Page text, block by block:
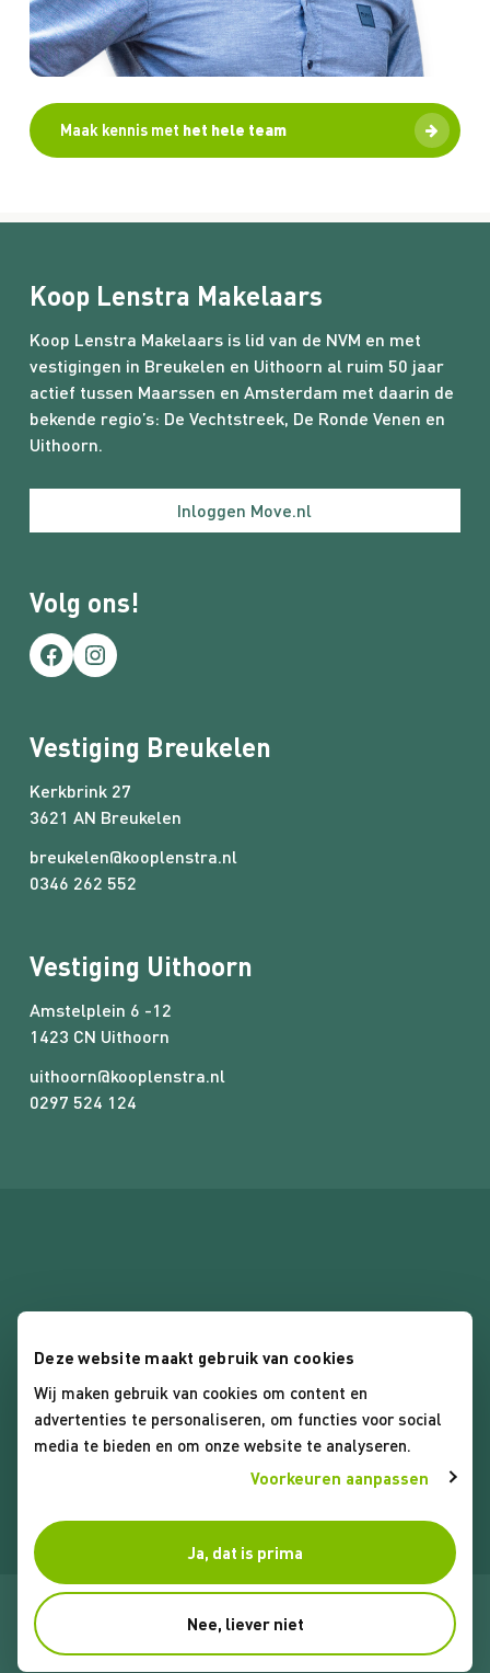
Deze website maakt gebruik van cookies
Wij maken gebruik van cookies om content en
advertenties te personaliseren, om functies voor social
media te bieden en om onze website te analyseren.
Voorkeuren aanpassen
Ja, dat is prima
Nee, liever niet
Maak kennis met het hele team
Koop Lenstra Makelaars
Koop Lenstra Makelaars is lid van de NVM en met
vestigingen in Breukelen en Uithoorn al ruim 50 jaar
actief tussen Maarssen en Amsterdam met daarin de
bekende regio’s: De Vechtstreek, De Ronde Venen en
Uithoorn.
Inloggen Move.nl
Volg ons!
Facebook
Instagram
Vestiging Breukelen
Kerkbrink 27
3621 AN Breukelen
breukelen@kooplenstra.nl
0346 262 552
Vestiging Uithoorn
Amstelplein 6 -12
1423 CN Uithoorn
uithoorn@kooplenstra.nl
0297 524 124
Algemene voorwaarden
© 2026 Koop Lenstra Makelaars. Alle rechten voorbehouden